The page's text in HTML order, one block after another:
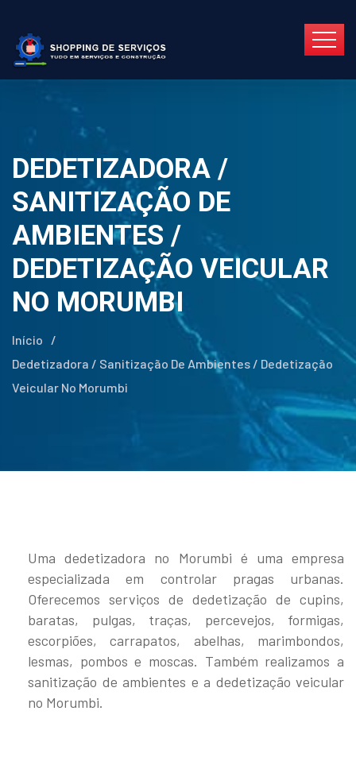
DEDETIZADORA /
SANITIZAÇÃO DE
AMBIENTES /
DEDETIZAÇÃO VEICULAR
NO MORUMBI
Início
/
Dedetizadora / Sanitização De Ambientes / Dedetização
Veicular No Morumbi
Uma dedetizadora no Morumbi é uma empresa
especializada em controlar pragas urbanas.
Oferecemos serviços de dedetização de cupins,
baratas, pulgas, traças, percevejos, formigas,
escorpiões, carrapatos, abelhas, marimbondos,
lesmas, pombos e moscas. Também realizamos a
sanitização de ambientes e a dedetização veicular
no Morumbi.